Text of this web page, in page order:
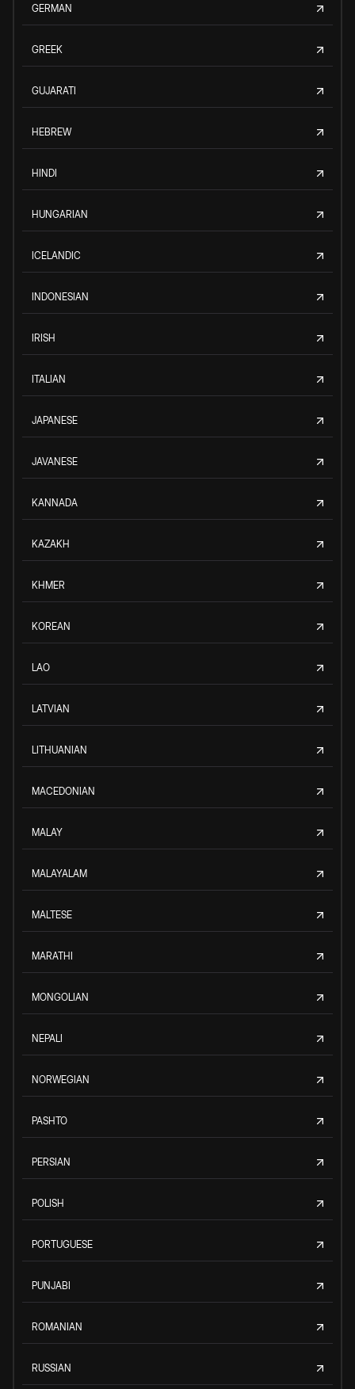
GERMAN
GREEK
GUJARATI
HEBREW
HINDI
HUNGARIAN
ICELANDIC
INDONESIAN
IRISH
ITALIAN
JAPANESE
JAVANESE
KANNADA
KAZAKH
KHMER
KOREAN
LAO
LATVIAN
LITHUANIAN
MACEDONIAN
MALAY
MALAYALAM
MALTESE
MARATHI
MONGOLIAN
NEPALI
NORWEGIAN
PASHTO
PERSIAN
POLISH
PORTUGUESE
PUNJABI
ROMANIAN
RUSSIAN